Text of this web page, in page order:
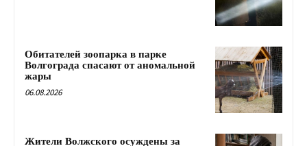
Обитателей зоопарка в парке
Волгограда спасают от аномальной
жары
06.08.2026
Жители Волжского осуждены за